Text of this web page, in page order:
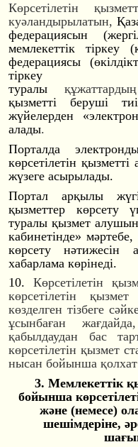
Көрсетілетін
куәландырылатын,
федерациясын
мемлекеттік тіркеу
федерациясы
тіркеу
туралы
қызметті беруші
жүйелерден
алады.
Порталда
көрсетілетін
жүзеге асырылады.
Портал арқылы
қызметтер көрсету
туралы қызмет
кабинетінде»
көрсету нәтижесін
хабарлама көрінеді.
10. Көрсетілетін
көрсетілетін
көзделген тізбеге
ұсынбаған
қабылдаудан бас
көрсетілетін қызмет
нысан бойынша қолхат
3. Мемлекеттік
бойынша
және (немесе)
шешімдеріне,